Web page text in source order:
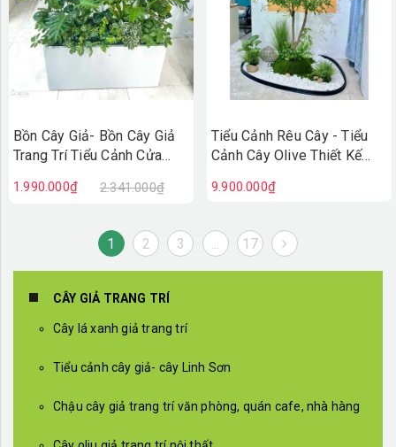
Bồn Cây Giả- Bồn Cây Giả
Trang Trí Tiểu Cảnh Cửa
BC242
1.990.000₫ 2.341.000₫
Tiểu Cảnh Rêu Cây - Tiểu
Cảnh Cây Olive Thiết Kế
Đại (145x115x215cm)-
9.900.000₫
1 2 3 ... 17
CÂY GIẢ TRANG TRÍ
Cây lá xanh giả trang trí
Tiểu cảnh cây giả- cây Linh Sơn
Chậu cây giả trang trí văn phòng, quán cafe, nhà hàng